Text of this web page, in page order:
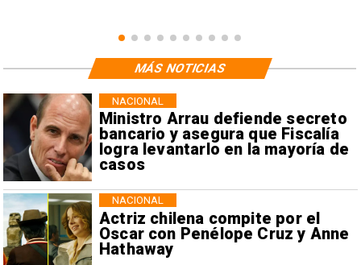
Ministro Arrau defiende secreto
bancario y asegura que Fiscalía
logra levantarlo en la mayoría de
casos
NACIONAL
Actriz chilena compite por el
Oscar con Penélope Cruz y Anne
Hathaway
NACIONAL
MÁS NOTICIAS